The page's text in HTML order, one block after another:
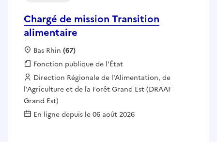
Chargé de mission Transition
alimentaire
Localisation :
Bas Rhin (67)
Fonction publique :
Fonction publique de l'État
Employeur :
Direction Régionale de l'Alimentation, de
l'Agriculture et de la Forêt Grand Est (DRAAF
Grand Est)
En ligne depuis le 06 août 2026